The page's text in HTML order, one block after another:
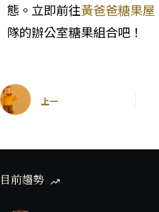
態。立即前往黃爸爸糖果屋
隊的辦公室糖果組合吧！
上一
目前趨勢